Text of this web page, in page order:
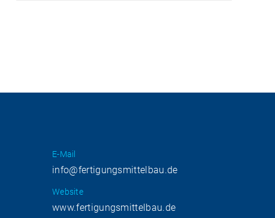
E-Mail
info@fertigungsmittelbau.de
Website
www.fertigungsmittelbau.de